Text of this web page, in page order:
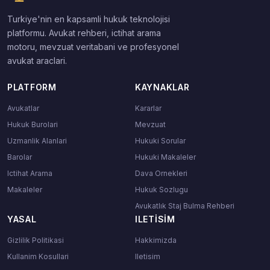
Turkiye'nin en kapsamli hukuk teknolojisi
platformu. Avukat rehberi, ictihat arama
motoru, mevzuat veritabani ve profesyonel
avukat araclari.
PLATFORM
Avukatlar
Hukuk Burolari
Uzmanlik Alanlari
Barolar
Ictihat Arama
Makaleler
KAYNAKLAR
Kararlar
Mevzuat
Hukuki Sorular
Hukuki Makaleler
Dava Ornekleri
Hukuk Sozlugu
Avukatlık Staj Bulma Rehberi
YASAL
Gizlilik Politikasi
Kullanim Kosullari
ILETISIM
Hakkimizda
Iletisim